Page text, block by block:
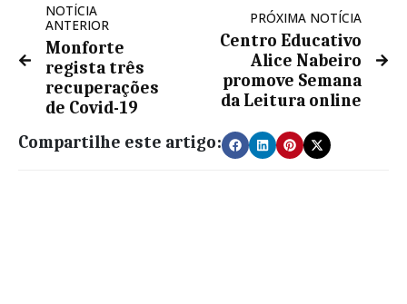
NOTÍCIA
ANTERIOR
Monforte
regista três
recuperações
de Covid-19
PRÓXIMA NOTÍCIA
Centro Educativo
Alice Nabeiro
promove Semana
da Leitura online
Compartilhe este artigo: